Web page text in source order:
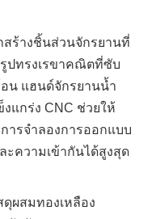
สร้างชิ้นส่วนจักรยานที่
ปทรงเรขาคณิตที่ซับ
น แฮนด์จักรยานน้ำ
แกร่ง CNC ช่วยให้
ารจำลองการออกแบบ
ความเข้ากันได้สูงสุด
ผสมทองเหลือง